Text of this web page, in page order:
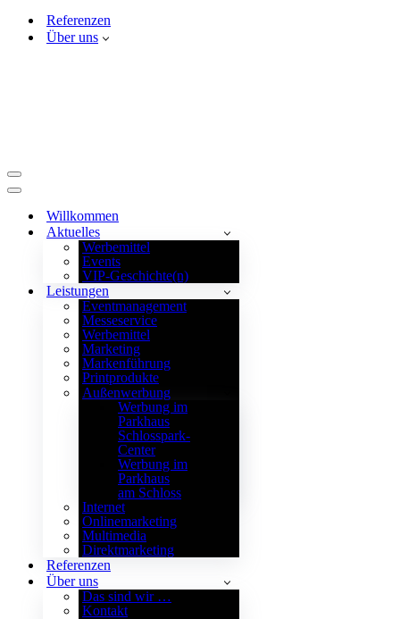
Referenzen
Über uns
Navigationsmenü
Navigationsmenü
Willkommen
Aktuelles
Werbemittel
Events
VIP-Geschichte(n)
Leistungen
Eventmanagement
Messeservice
Werbemittel
Marketing
Markenführung
Printprodukte
Außenwerbung
Werbung im
Parkhaus
Schlosspark-
Center
Werbung im
Parkhaus
am Schloss
Internet
Onlinemarketing
Multimedia
Direktmarketing
Referenzen
Über uns
Das sind wir …
Kontakt